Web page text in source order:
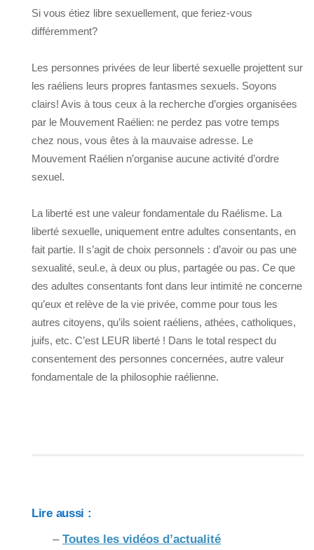
Si vous étiez libre sexuellement, que feriez-vous
différemment?
Les personnes privées de leur liberté sexuelle projettent sur
les raéliens leurs propres fantasmes sexuels. Soyons
clairs! Avis à tous ceux à la recherche d’orgies organisées
par le Mouvement Raélien: ne perdez pas votre temps
chez nous, vous êtes à la mauvaise adresse. Le
Mouvement Raélien n’organise aucune activité d’ordre
sexuel.
La liberté est une valeur fondamentale du Raélisme. La
liberté sexuelle, uniquement entre adultes consentants, en
fait partie. Il s’agit de choix personnels : d’avoir ou pas une
sexualité, seul.e, à deux ou plus, partagée ou pas. Ce que
des adultes consentants font dans leur intimité ne concerne
qu’eux et relève de la vie privée, comme pour tous les
autres citoyens, qu’ils soient raéliens, athées, catholiques,
juifs, etc. C’est LEUR liberté ! Dans le total respect du
consentement des personnes concernées, autre valeur
fondamentale de la philosophie raélienne.
Lire aussi :
– Toutes les vidéos d’actualité